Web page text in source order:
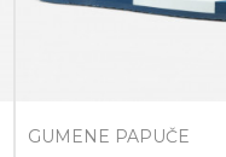
GUMENE PAPUČE